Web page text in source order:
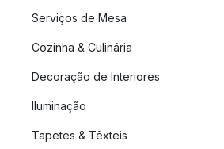
Serviços de Mesa
Cozinha & Culinária
Decoração de Interiores
Iluminação
Tapetes & Têxteis